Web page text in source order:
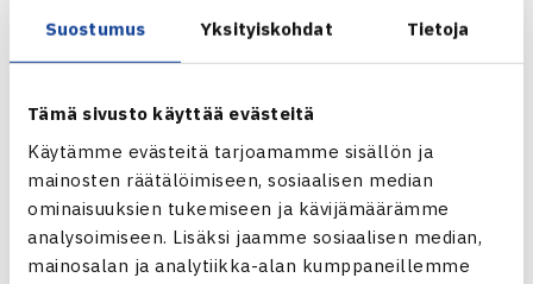
Suostumus Yksityiskohdat Tietoja
Tämä sivusto käyttää evästeitä
Käytämme evästeitä tarjoamamme sisällön ja
mainosten räätälöimiseen, sosiaalisen median
ominaisuuksien tukemiseen ja kävijämäärämme
analysoimiseen. Lisäksi jaamme sosiaalisen median,
mainosalan ja analytiikka-alan kumppaneillemme
2.kierrosta(voittajat pääsarjaan): Yana Orlova Venäjä –
Johanna Hyöty 76(4)75
Naisten kaksinpelin pääsarja
1.kierrosta: Jasmin Steinherr (7.) Saksa – Cecilia Estlander
64 75